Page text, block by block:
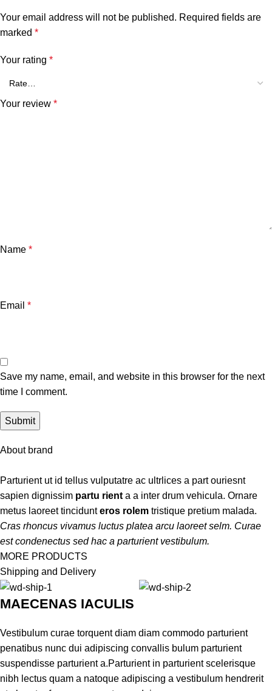
Your email address will not be published. Required fields are
marked *
Your rating *
Your review *
Name *
Email *
Save my name, email, and website in this browser for the next
time I comment.
About brand
Parturient ut id tellus vulputatre ac ultrlices a part ouriesnt
sapien dignissim partu rient a a inter drum vehicula. Ornare
metus laoreet tincidunteros rolem tristique pretium malada.
Cras rhoncus vivamus luctus platea arcu laoreet selm. Curae
est condenectus sed hac a parturient vestibulum.
MORE PRODUCTS
Shipping and Delivery
MAECENAS IACULIS
Vestibulum curae torquent diam diam commodo parturient
penatibus nunc dui adipiscing convallis bulum parturient
suspendisse parturient a.Parturient in parturient scelerisque
nibh lectus quam a natoque adipiscing a vestibulum hendrerit